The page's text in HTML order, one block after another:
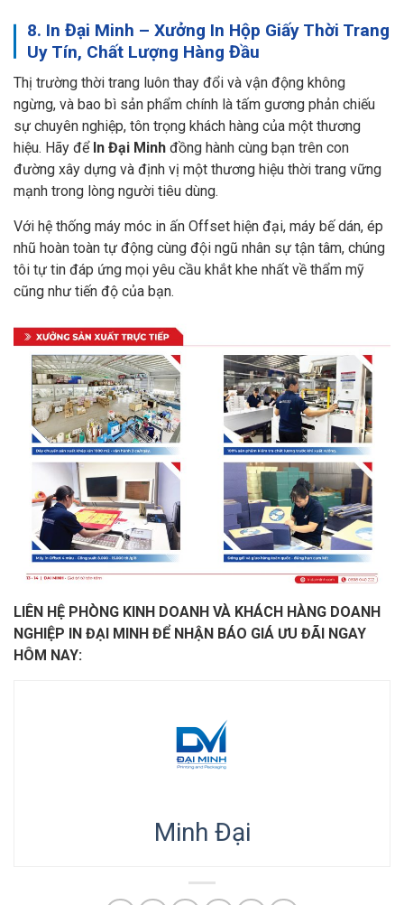
8. In Đại Minh – Xưởng In Hộp Giấy Thời Trang
Uy Tín, Chất Lượng Hàng Đầu
Thị trường thời trang luôn thay đổi và vận động không
ngừng, và bao bì sản phẩm chính là tấm gương phản chiếu
sự chuyên nghiệp, tôn trọng khách hàng của một thương
hiệu. Hãy để In Đại Minh đồng hành cùng bạn trên con
đường xây dựng và định vị một thương hiệu thời trang vững
mạnh trong lòng người tiêu dùng.
Với hệ thống máy móc in ấn Offset hiện đại, máy bế dán, ép
nhũ hoàn toàn tự động cùng đội ngũ nhân sự tận tâm, chúng
tôi tự tin đáp ứng mọi yêu cầu khắt khe nhất về thẩm mỹ
cũng như tiến độ của bạn.
LIÊN HỆ PHÒNG KINH DOANH VÀ KHÁCH HÀNG DOANH
NGHIỆP IN ĐẠI MINH ĐỂ NHẬN BÁO GIÁ ƯU ĐÃI NGAY
HÔM NAY:
Minh Đại